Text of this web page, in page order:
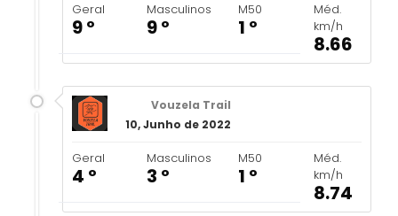
Geral
9 º
Masculinos
9 º
M50
1 º
Méd.
km/h
8.66
Vouzela Trail
10, Junho de 2022
Geral
4 º
Masculinos
3 º
M50
1 º
Méd.
km/h
8.74